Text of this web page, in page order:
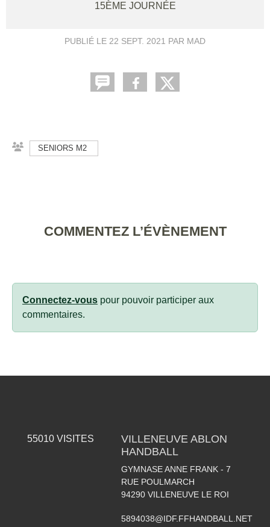
15ÈME JOURNÉE
PUBLIÉ LE 22 SEPT. 2021 PAR MAD
SENIORS M2
COMMENTEZ L’ÉVÈNEMENT
Connectez-vous pour pouvoir participer aux
commentaires.
55010VISITES
VILLENEUVE ABLON
HANDBALL
GYMNASE ANNE FRANK - 7
RUE POULMARCH
94290 VILLENEUVE LE ROI
5894038@IDF.FFHANDBALL.NET